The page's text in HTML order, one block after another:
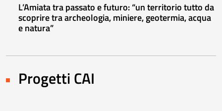
L’Amiata tra passato e futuro: “un territorio tutto da
scoprire tra archeologia, miniere, geotermia, acqua
e natura”
Progetti CAI